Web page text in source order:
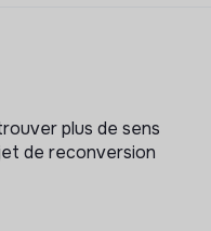
plus de sens
de reconversion